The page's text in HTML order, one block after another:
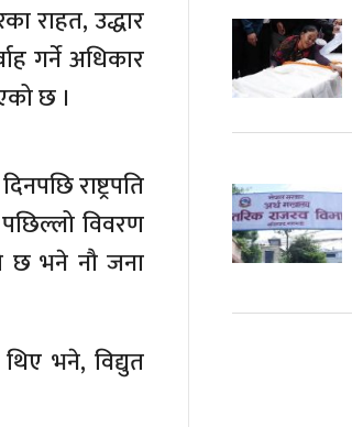
राहत, उद्धार
गर्ने अधिकार
छ ।
राष्ट्रपति
विवरण
छ भने नौ जना
भने, विद्युत